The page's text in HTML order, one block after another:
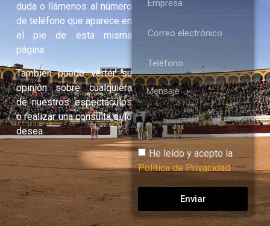
duda o llámenos al número
de teléfono que aparece en
el pie de esta misma
página.
También puede verter su
opinión sobre cualquiera
de nuestros espectáculos
o realizar una consulta si lo
desea.
He leído y acepto la
Política de Privacidad
Enviar